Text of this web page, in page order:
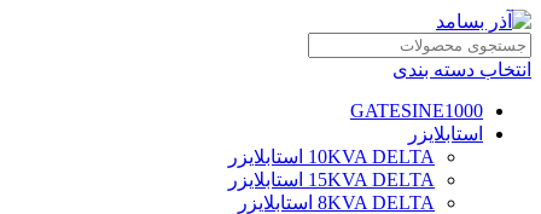
انتخاب دسته بندی
GATESINE1000
استابلایزر
10KVA DELTA استابلایزر
15KVA DELTA استابلایزر
8KVA DELTA استابلایزر